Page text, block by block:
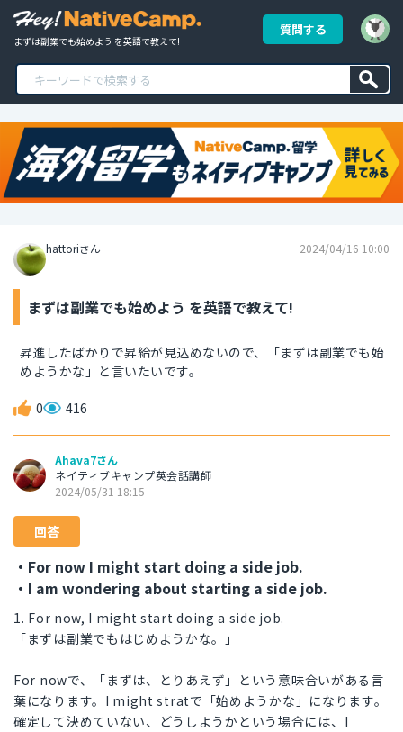
まずは副業でも始めよう を英語で教えて!
質問する
hattoriさん 2024/04/16 10:00
まずは副業でも始めよう を英語で教えて!
昇進したばかりで昇給が見込めないので、「まずは副業でも始
めようかな」と言いたいです。
0 416
Ahava7さん
ネイティブキャンプ英会話講師
2024/05/31 18:15
回答
・For now I might start doing a side job.
・I am wondering about starting a side job.
1. For now, I might start doing a side job.
「まずは副業でもはじめようかな。」
For nowで、「まずは、とりあえず」という意味合いがある言
葉になります。I might stratで「始めようかな」になります。
確定して決めていない、どうしようかという場合には、I